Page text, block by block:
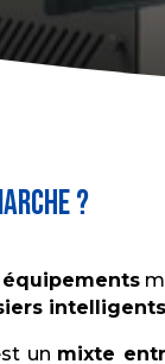
?
intelligents
un mixte